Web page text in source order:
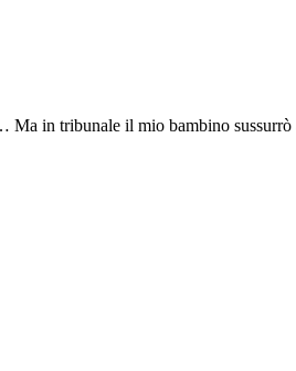
in tribunale il mio bambino